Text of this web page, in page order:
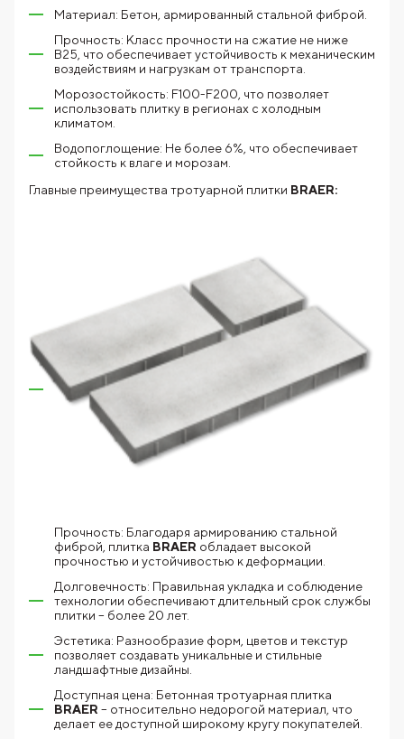
Материал: Бетон, армированный стальной фиброй.
Прочность: Класс прочности на сжатие не ниже
В25, что обеспечивает устойчивость к механическим
воздействиям и нагрузкам от транспорта.
Морозостойкость: F100-F200, что позволяет
использовать плитку в регионах с холодным
климатом.
Водопоглощение: Не более 6%, что обеспечивает
стойкость к влаге и морозам.
Главные преимущества тротуарной плитки BRAER:
Прочность: Благодаря армированию стальной
фиброй, плитка BRAER обладает высокой
прочностью и устойчивостью к деформации.
Долговечность: Правильная укладка и соблюдение
технологии обеспечивают длительный срок службы
плитки – более 20 лет.
Эстетика: Разнообразие форм, цветов и текстур
позволяет создавать уникальные и стильные
ландшафтные дизайны.
Доступная цена: Бетонная тротуарная плитка
BRAER – относительно недорогой материал, что
делает ее доступной широкому кругу покупателей.